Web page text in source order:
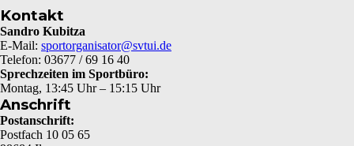
Kontakt
Sandro Kubitza
E-Mail: sportorganisator@svtui.de
Telefon: 03677 / 69 16 40
Sprechzeiten im Sportbüro:
Montag, 13:45 Uhr – 15:15 Uhr
Anschrift
Postanschrift:
Postfach 10 05 65